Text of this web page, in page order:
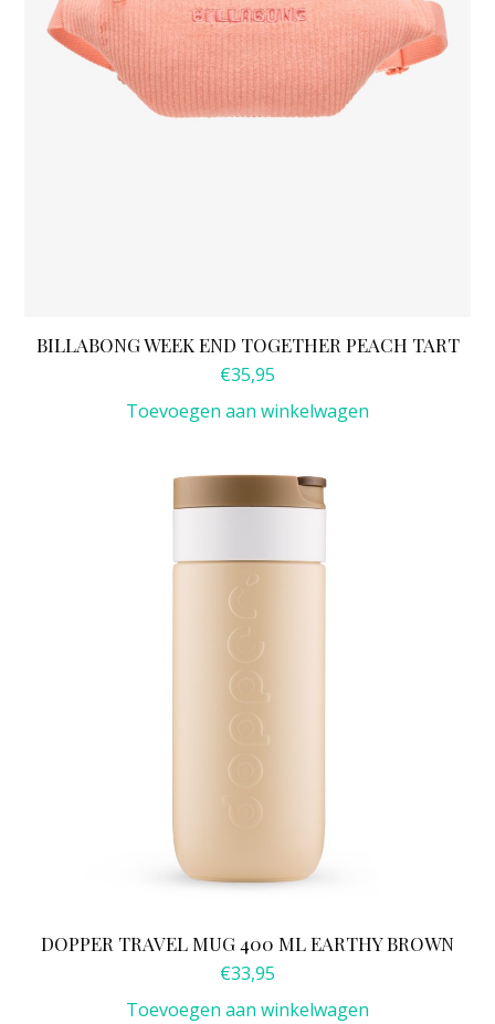
BILLABONG WEEK END TOGETHER PEACH TART
€35,95
Toevoegen aan winkelwagen
DOPPER TRAVEL MUG 400 ML EARTHY BROWN
€33,95
Toevoegen aan winkelwagen